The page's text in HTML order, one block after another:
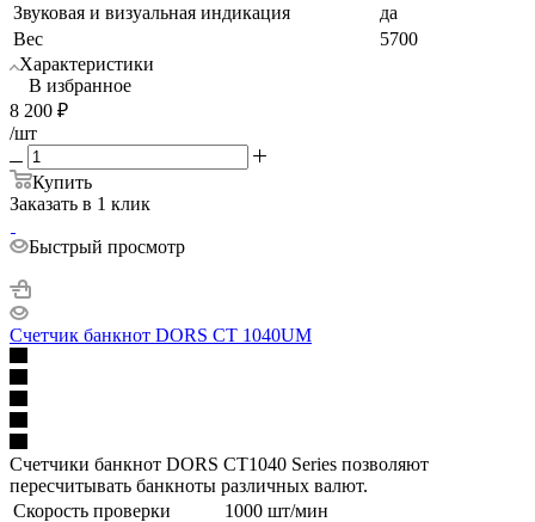
Звуковая и визуальная индикация
да
Вес
5700
Характеристики
В избранное
8 200 ₽
/шт
Купить
Заказать в 1 клик
Быстрый просмотр
Счетчик банкнот DORS CT 1040UM
Счетчики банкнот DORS CT1040 Series позволяют
пересчитывать банкноты различных валют.
Скорость проверки
1000 шт/мин